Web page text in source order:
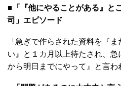
■「『他にやることがある』と
司」エピソード
「急ぎで作らされた資料を『
い』と１カ月以上待たされ、
から明日までにやって』と言わ